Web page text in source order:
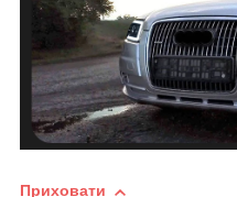
Приховати